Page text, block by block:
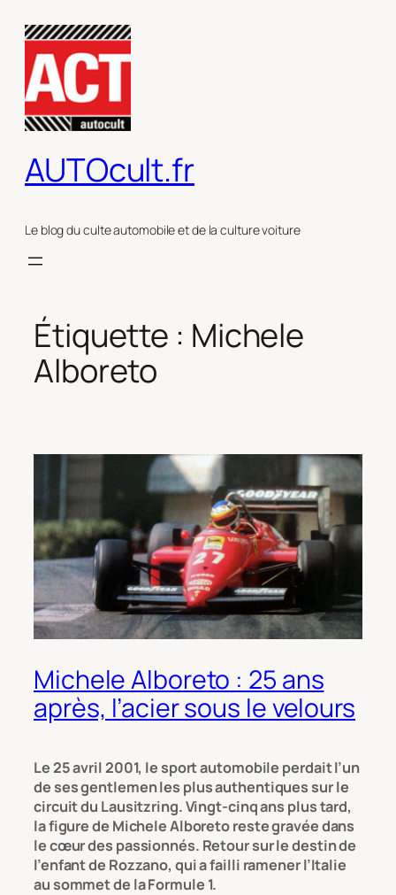
contenu
AUTOcult.fr
Le blog du culte automobile et de la culture voiture
Étiquette : Michele
Alboreto
Michele Alboreto : 25 ans
après, l’acier sous le velours
Le 25 avril 2001, le sport automobile perdait l’un
de ses gentlemen les plus authentiques sur le
circuit du Lausitzring. Vingt-cinq ans plus tard,
la figure de Michele Alboreto reste gravée dans
le cœur des passionnés. Retour sur le destin de
l’enfant de Rozzano, qui a failli ramener l’Italie
au sommet de la Formule 1.